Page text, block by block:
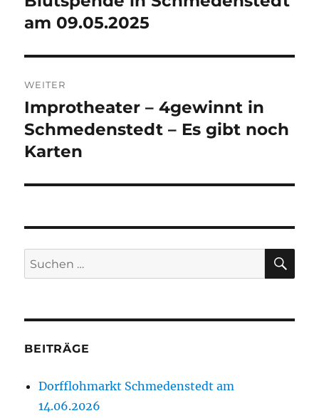
Beitrag:
am 09.05.2025
WEITER
Nächster
Beitrag:
Improtheater – 4gewinnt in
Schmedenstedt – Es gibt noch
Karten
Suchen
nach:
BEITRÄGE
Dorfflohmarkt Schmedenstedt am
14.06.2026